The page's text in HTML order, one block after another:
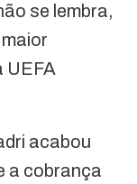
se lembra,
UEFA
acabou
a cobrança